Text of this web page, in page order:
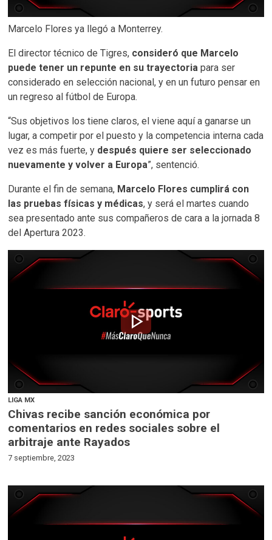
Marcelo Flores ya llegó a Monterrey.
El director técnico de Tigres, consideró que Marcelo
puede tener un repunte en su trayectoria para ser
considerado en selección nacional, y en un futuro pensar en
un regreso al fútbol de Europa.
“Sus objetivos los tiene claros, el viene aquí a ganarse un
lugar, a competir por el puesto y la competencia interna cada
vez es más fuerte, y después quiere ser seleccionado
nuevamente y volver a Europa”, sentenció.
Durante el fin de semana, Marcelo Flores cumplirá con
las pruebas físicas y médicas, y será el martes cuando
sea presentado ante sus compañeros de cara a la jornada 8
del Apertura 2023.
play_arrow
LIGA MX
Chivas recibe sanción económica por
comentarios en redes sociales sobre el
arbitraje ante Rayados
7 septiembre, 2023